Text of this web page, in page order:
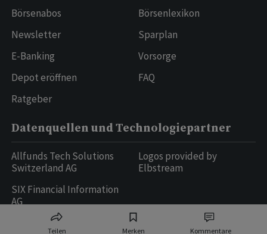
Teilen Merken Kommentare
Börsenabos
Newsletter
E-Banking
Depot eröffnen
Ratgeber
Börsenlexikon
Sparplan
Vorsorge
FAQ
Datenquellen und Technologiepartner
Allfunds Tech Solutions
Switzerland AG
SIX Financial Information
AG
Logos provided by
Elbstream